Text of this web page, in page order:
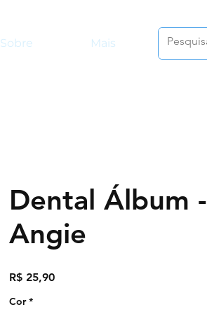
Sobre Mais
Dental Álbum -
Angie
R$ 25,90Preço
Cor *